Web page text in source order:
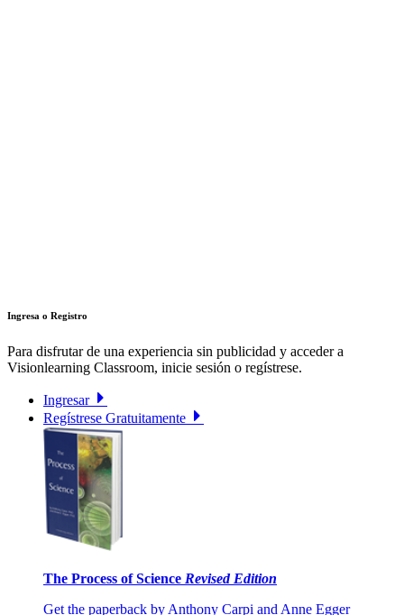
Ingresa o Registro
Para disfrutar de una experiencia sin publicidad y acceder a
Visionlearning Classroom, inicie sesión o regístrese.
Ingresar
Regístrese Gratuitamente
The Process of Science Revised Edition
Get the paperback by Anthony Carpi and Anne Egger